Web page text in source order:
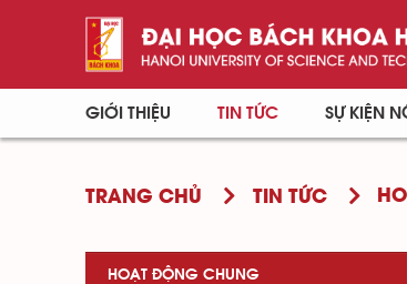
GIỚI THIỆU TIN TỨC SỰ KIỆN
TRANG CHỦ TIN TỨC
HOẠT ĐỘNG CHUNG